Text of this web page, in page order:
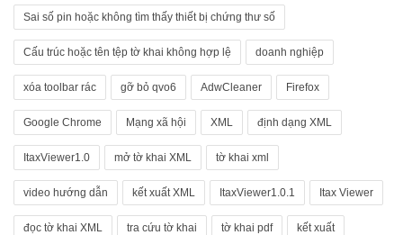
Sai số pin hoặc không tìm thấy thiết bị chứng thư số
Cấu trúc hoặc tên tệp tờ khai không hợp lệ doanh nghiệp
xóa toolbar rác gỡ bỏ qvo6 AdwCleaner Firefox
Google Chrome Mạng xã hội XML định dạng XML
ItaxViewer1.0 mở tờ khai XML tờ khai xml
video hướng dẫn kết xuất XML ItaxViewer1.0.1 Itax Viewer
đọc tờ khai XML tra cứu tờ khai tờ khai pdf kết xuất